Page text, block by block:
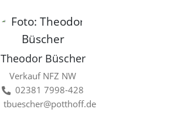
Theodor Büscher
Verkauf NFZ NW
02381 7998-428
tbuescher@potthoff.de